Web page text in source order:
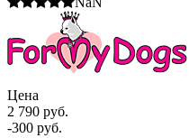
Цена
2 790 руб.
-300 руб.